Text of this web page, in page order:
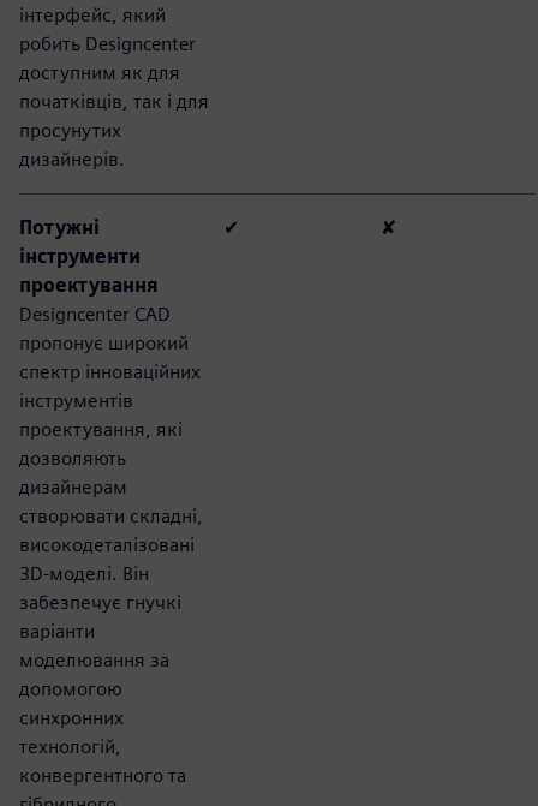
інтерфейс, який
робить Designcenter
доступним як для
початківців, так і для
просунутих
дизайнерів.
Потужні
інструменти
проектування
Designcenter CAD
пропонує широкий
спектр інноваційних
інструментів
проектування, які
дозволяють
дизайнерам
створювати складні,
високодеталізовані
3D-моделі. Він
забезпечує гнучкі
варіанти
моделювання за
допомогою
синхронних
технологій,
конвергентного та
✔ ✘